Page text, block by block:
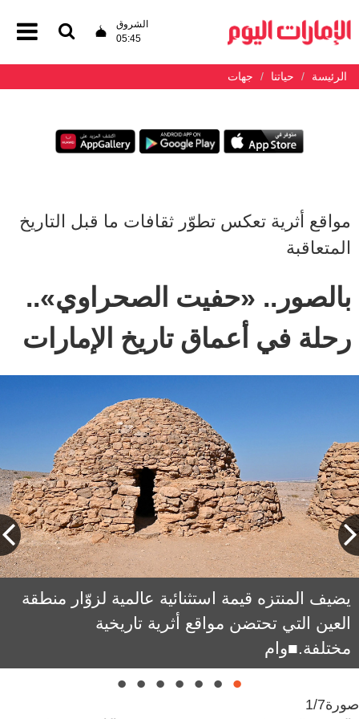
الشروق
05:45
الرئيسة حياتنا جهات
مواقع أثرية تعكس تطوّر ثقافات ما قبل التاريخ
المتعاقبة
بالصور.. «حفيت الصحراوي»..
رحلة في أعماق تاريخ الإمارات
يضيف المنتزه قيمة استثنائية عالمية لزوّار منطقة
العين التي تحتضن مواقع أثرية تاريخية
مختلفة.■وام
صورة1/7